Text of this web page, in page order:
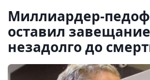
Миллиардер-
оставил завещание
незадолго до